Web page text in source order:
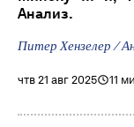
Анализ.
Питер Хензелер /
чтв 21 авг 2025 11